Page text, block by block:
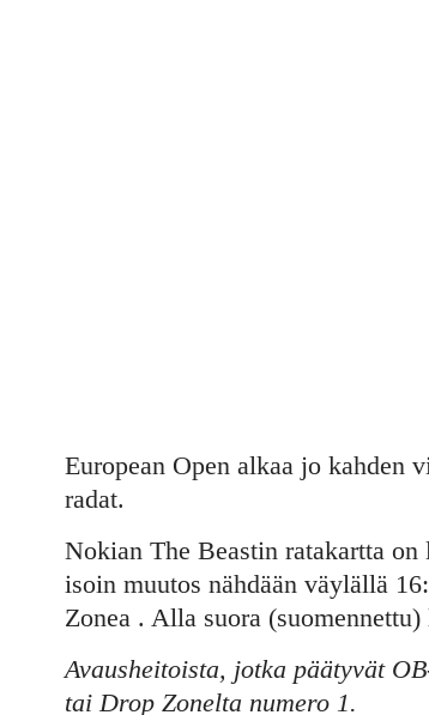
European Open alkaa jo kahden
radat.
Nokian The Beastin ratakartta on
isoin muutos nähdään väylällä
Zonea . Alla suora
Avausheitoista, jotka päätyvät
tai Drop Zonelta numero 1.